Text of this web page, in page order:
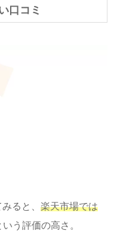
口コミ
ると、 楽天市場では
いう評価の高さ。